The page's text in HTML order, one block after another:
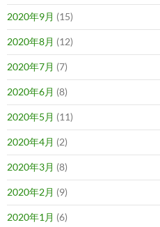
2020年9月 (15)
2020年8月 (12)
2020年7月 (7)
2020年6月 (8)
2020年5月 (11)
2020年4月 (2)
2020年3月 (8)
2020年2月 (9)
2020年1月 (6)